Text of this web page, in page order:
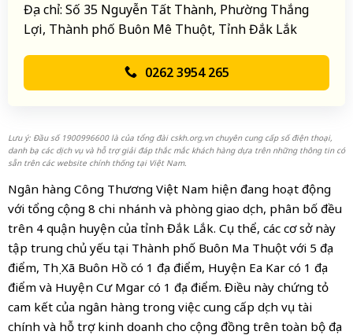
Địa chỉ: Số 35 Nguyễn Tất Thành, Phường Thắng
Lợi, Thành phố Buôn Mê Thuột, Tỉnh Đắk Lắk
0262 3954 265
Lưu ý: Đầu số 1900996600 là của tổng đài cskh.org.vn chuyên cung cấp số điện thoại,
danh bạ các dịch vụ và hỗ trợ giải đáp thắc mắc khách hàng dựa trên những thông tin có
sẵn trên các website chính thống tại Việt Nam.
Ngân hàng Công Thương Việt Nam hiện đang hoạt động
với tổng cộng 8 chi nhánh và phòng giao dịch, phân bố đều
trên 4 quận huyện của tỉnh Đắk Lắk. Cụ thể, các cơ sở này
tập trung chủ yếu tại Thành phố Buôn Ma Thuột với 5 địa
điểm, Thị Xã Buôn Hồ có 1 địa điểm, Huyện Ea Kar có 1 địa
điểm và Huyện Cư Mgar có 1 địa điểm. Điều này chứng tỏ
cam kết của ngân hàng trong việc cung cấp dịch vụ tài
chính và hỗ trợ kinh doanh cho cộng đồng trên toàn bộ địa